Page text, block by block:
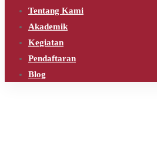
Tentang Kami
Akademik
Kegiatan
Pendaftaran
Blog